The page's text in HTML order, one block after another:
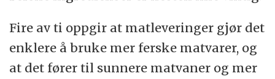
Fire av ti oppgir at matleveringer gjør det
enklere å bruke mer ferske matvarer, og
at det fører til sunnere matvaner og mer